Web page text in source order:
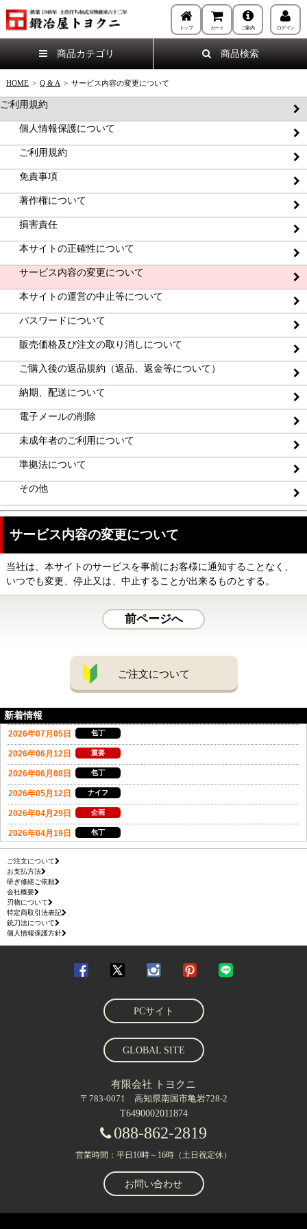
トップ カート ご案内 ログイン
商品カテゴリ 商品検索
HOME > Q & A > サービス内容の変更について
ご利用規約
個人情報保護について
ご利用規約
免責事項
著作権について
損害責任
本サイトの正確性について
サービス内容の変更について
本サイトの運営の中止等について
パスワードについて
販売価格及び注文の取り消しについて
ご購入後の返品規約（返品、返金等について）
納期、配送について
電子メールの削除
未成年者のご利用について
準拠法について
その他
サービス内容の変更について
当社は、本サイトのサービスを事前にお客様に通知することなく、
いつでも変更、停止又は、中止することが出来るものとする。
前ページへ
ご注文について
新着情報
ご注文について
お支払方法
研ぎ修繕ご依頼
会社概要
刃物について
特定商取引法表記
銃刀法について
個人情報保護方針
PCサイト
GLOBAL SITE
有限会社 トヨクニ
〒783-0071 高知県南国市亀岩728-2
T6490002011874
088-862-2819
営業時間：平日10時～16時（土日祝定休）
お問い合わせ